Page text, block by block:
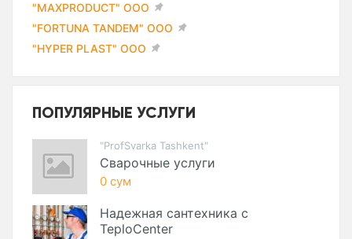
"MAXPRODUCT" ООО
"FORTUNA TANDEM" ООО
"HYPER PLAST" ООО
ПОПУЛЯРНЫЕ УСЛУГИ
"ProfSvarka Tashkent"
Сварочные услуги
0 сум
Надежная сантехника с
TeploCenter